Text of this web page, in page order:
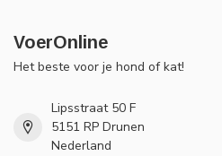
VoerOnline
Het beste voor je hond of kat!
Lipsstraat 50 F
5151 RP Drunen
Nederland